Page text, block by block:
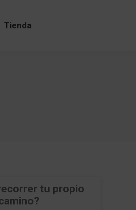
Tienda
tu propio
Tienda